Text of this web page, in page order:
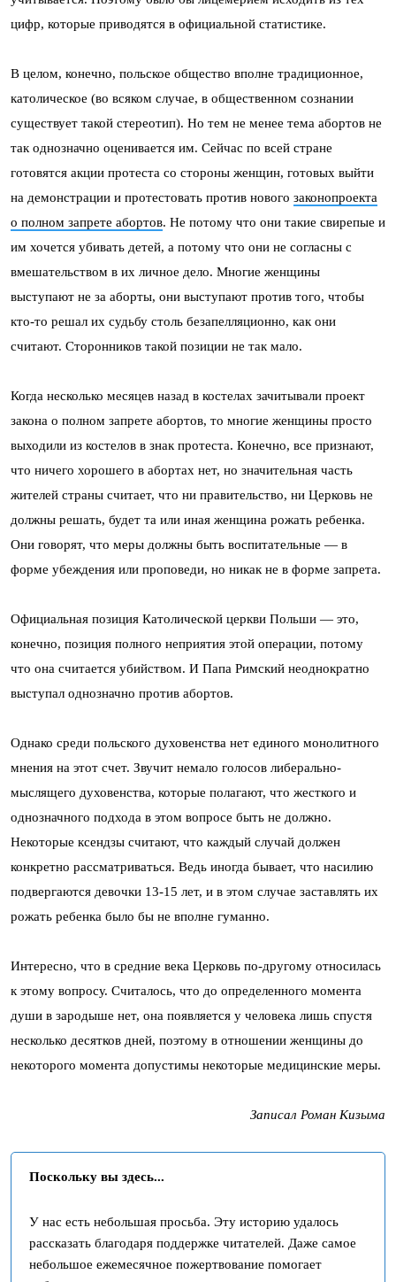
цифр, которые приводятся в официальной статистике.
В целом, конечно, польское общество вполне традиционное,
католическое (во всяком случае, в общественном сознании
существует такой стереотип). Но тем не менее тема абортов не
так однозначно оценивается им. Сейчас по всей стране
готовятся акции протеста со стороны женщин, готовых выйти
на демонстрации и протестовать против нового законопроекта
о полном запрете абортов. Не потому что они такие свирепые и
им хочется убивать детей, а потому что они не согласны с
вмешательством в их личное дело. Многие женщины
выступают не за аборты, они выступают против того, чтобы
кто-то решал их судьбу столь безапелляционно, как они
считают. Сторонников такой позиции не так мало.
Когда несколько месяцев назад в костелах зачитывали проект
закона о полном запрете абортов, то многие женщины просто
выходили из костелов в знак протеста. Конечно, все признают,
что ничего хорошего в абортах нет, но значительная часть
жителей страны считает, что ни правительство, ни Церковь не
должны решать, будет та или иная женщина рожать ребенка.
Они говорят, что меры должны быть воспитательные — в
форме убеждения или проповеди, но никак не в форме запрета.
Официальная позиция Католической церкви Польши — это,
конечно, позиция полного неприятия этой операции, потому
что она считается убийством. И Папа Римский неоднократно
выступал однозначно против абортов.
Однако среди польского духовенства нет единого монолитного
мнения на этот счет. Звучит немало голосов либерально-
мыслящего духовенства, которые полагают, что жесткого и
однозначного подхода в этом вопросе быть не должно.
Некоторые ксендзы считают, что каждый случай должен
конкретно рассматриваться. Ведь иногда бывает, что насилию
подвергаются девочки 13-15 лет, и в этом случае заставлять их
рожать ребенка было бы не вполне гуманно.
Интересно, что в средние века Церковь по-другому относилась
к этому вопросу. Считалось, что до определенного момента
души в зародыше нет, она появляется у человека лишь спустя
несколько десятков дней, поэтому в отношении женщины до
некоторого момента допустимы некоторые медицинские меры.
Записал Роман Кизыма
Поскольку вы здесь...
У нас есть небольшая просьба. Эту историю удалось
рассказать благодаря поддержке читателей. Даже самое
небольшое ежемесячное пожертвование помогает